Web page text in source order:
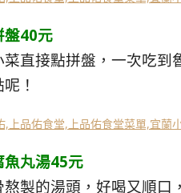
盤40元
菜直接點拼盤，一次吃到
！
魚丸湯45元
熬製的湯頭，好喝又順口